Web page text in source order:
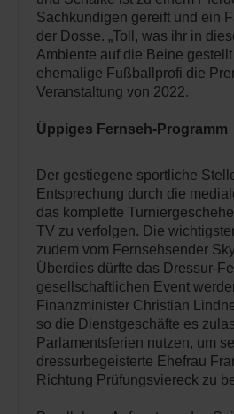
Sachkundigen gereift und ein
der Dosse. „Toll, was ihr in
Ambiente auf die Beine gestellt
ehemalige Fußballprofi die
Veranstaltung von 2022.
Üppiges Fernseh-Programm
Der gestiegene sportliche
Entsprechung durch die
das komplette
TV zu verfolgen. Die
zudem vom Fernsehsender
Überdies dürfte das Dressur-
gesellschaftlichen Event
Finanzminister Christian
so die Dienstgeschäfte es
Parlamentsferien nutzen, um
dressurbegeisterte Ehefrau
Richtung Prüfungsviereck zu